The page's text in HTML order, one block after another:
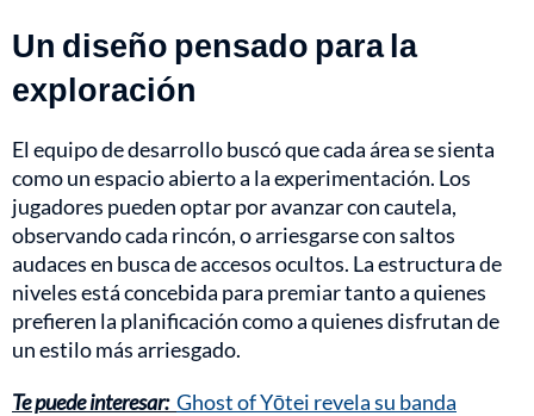
Un diseño pensado para la
exploración
El equipo de desarrollo buscó que cada área se sienta
como un espacio abierto a la experimentación. Los
jugadores pueden optar por avanzar con cautela,
observando cada rincón, o arriesgarse con saltos
audaces en busca de accesos ocultos. La estructura de
niveles está concebida para premiar tanto a quienes
prefieren la planificación como a quienes disfrutan de
un estilo más arriesgado.
Te puede interesar: Ghost of Yōtei revela su banda